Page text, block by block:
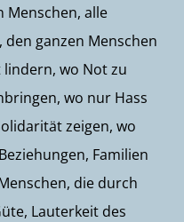
Menschen, alle
ganzen Menschen
wo Not zu
wo nur Hass
zeigen, wo
Familien
die durch
Lauterkeit des